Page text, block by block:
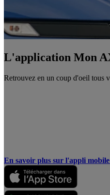
L'application Mon
Retrouvez en un coup d'oeil tous
En savoir plus sur l'appli